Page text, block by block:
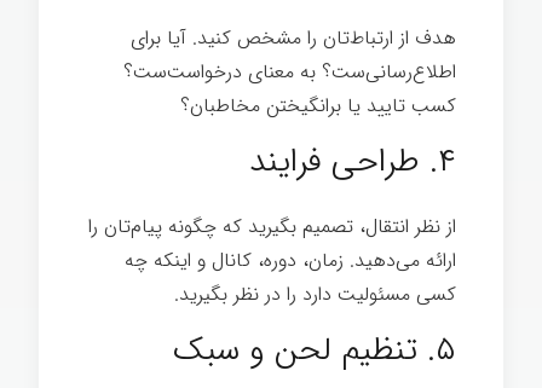
هدف از ارتباط‌تان را مشخص کنید. آیا برای
اطلاع‌رسانی‌ست؟ به معنای درخواست‌ست؟
کسب تایید یا برانگیختن مخاطبان؟
۴. طراحی فرایند
از نظر انتقال، تصمیم بگیرید که چگونه پیام‌تان را
ارائه می‌دهید. زمان، دوره، کانال و اینکه چه
کسی مسئولیت دارد را در نظر بگیرید.
۵. تنظیم لحن و سبک